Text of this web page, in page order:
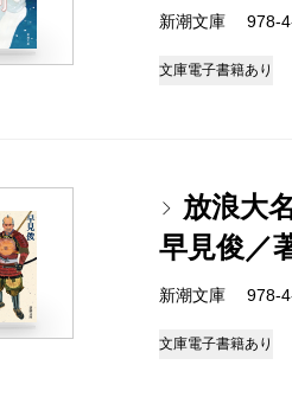
新潮文庫 978-
文庫電子書籍あり
放浪大
早見俊／
新潮文庫 978-
文庫電子書籍あり